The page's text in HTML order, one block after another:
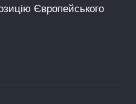
Європейського